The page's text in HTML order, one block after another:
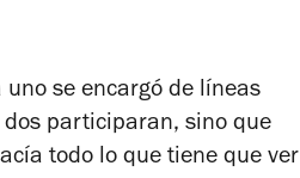
se encargó de líneas
participaran, sino que
todo lo que tiene que ver